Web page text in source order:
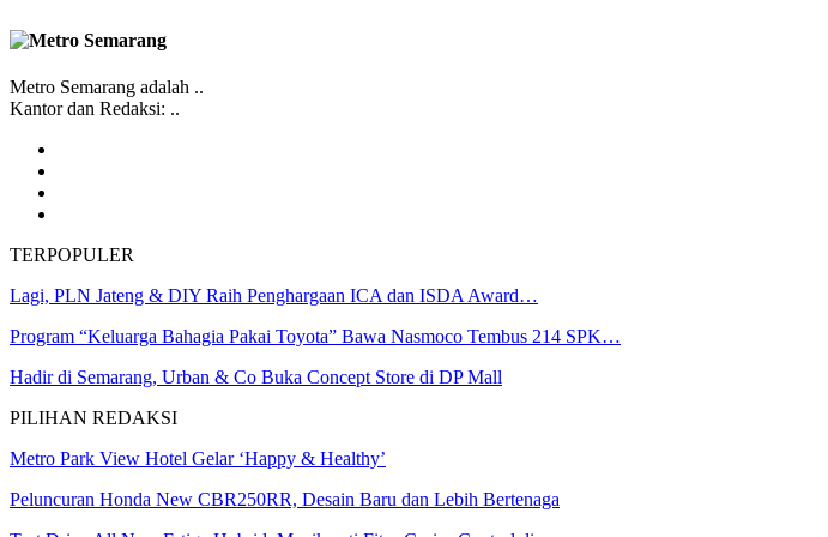
Metro Semarang adalah ..
Kantor dan Redaksi: ..
TERPOPULER
Lagi, PLN Jateng & DIY Raih Penghargaan ICA dan ISDA Award…
Program “Keluarga Bahagia Pakai Toyota” Bawa Nasmoco Tembus 214 SPK…
Hadir di Semarang, Urban & Co Buka Concept Store di DP Mall
PILIHAN REDAKSI
Metro Park View Hotel Gelar ‘Happy & Healthy’
Peluncuran Honda New CBR250RR, Desain Baru dan Lebih Bertenaga